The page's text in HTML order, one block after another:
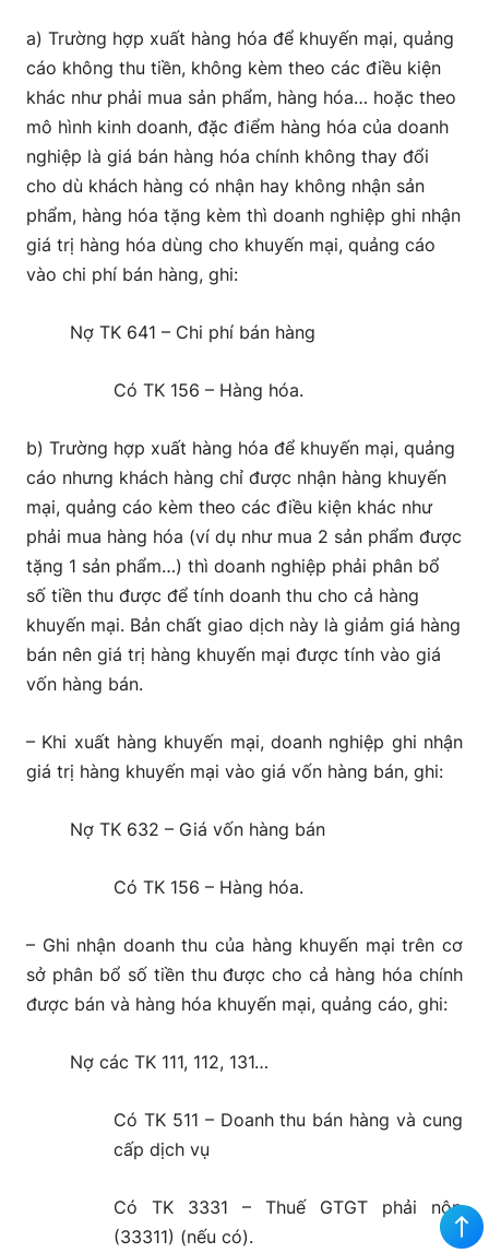
a) Trường hợp xuất hàng hóa để khuyến mại, quảng
cáo không thu tiền, không kèm theo các điều kiện
khác như phải mua sản phẩm, hàng hóa… hoặc theo
mô hình kinh doanh, đặc điểm hàng hóa của doanh
nghiệp là giá bán hàng hóa chính không thay đổi
cho dù khách hàng có nhận hay không nhận sản
phẩm, hàng hóa tặng kèm thì doanh nghiệp ghi nhận
giá trị hàng hóa dùng cho khuyến mại, quảng cáo
vào chi phí bán hàng, ghi:
Nợ TK 641 – Chi phí bán hàng
Có TK 156 – Hàng hóa.
b) Trường hợp xuất hàng hóa để khuyến mại, quảng
cáo nhưng khách hàng chỉ được nhận hàng khuyến
mại, quảng cáo kèm theo các điều kiện khác như
phải mua hàng hóa (ví dụ như mua 2 sản phẩm được
tặng 1 sản phẩm…) thì doanh nghiệp phải phân bổ
số tiền thu được để tính doanh thu cho cả hàng
khuyến mại. Bản chất giao dịch này là giảm giá hàng
bán nên giá trị hàng khuyến mại được tính vào giá
vốn hàng bán.
– Khi xuất hàng khuyến mại, doanh nghiệp ghi nhận
giá trị hàng khuyến mại vào giá vốn hàng bán, ghi:
Nợ TK 632 – Giá vốn hàng bán
Có TK 156 – Hàng hóa.
– Ghi nhận doanh thu của hàng khuyến mại trên cơ
sở phân bổ số tiền thu được cho cả hàng hóa chính
được bán và hàng hóa khuyến mại, quảng cáo, ghi:
Nợ các TK 111, 112, 131…
Có TK 511 – Doanh thu bán hàng và cung
cấp dịch vụ
Có TK 3331 – Thuế GTGT phải nộp
(33311) (nếu có).